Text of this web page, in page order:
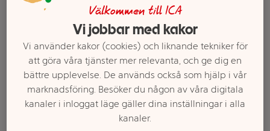
Välj butik och handla
Sortimentet kan variera mellan butikerna
Välkommen till ICA
Vi jobbar med kakor
Vi använder kakor (cookies) och liknande tekniker för
att göra våra tjänster mer relevanta, och ge dig en
bättre upplevelse. De används också som hjälp i vår
marknadsföring. Besöker du någon av våra digitala
kanaler i inloggat läge gäller dina inställningar i alla
kanaler.